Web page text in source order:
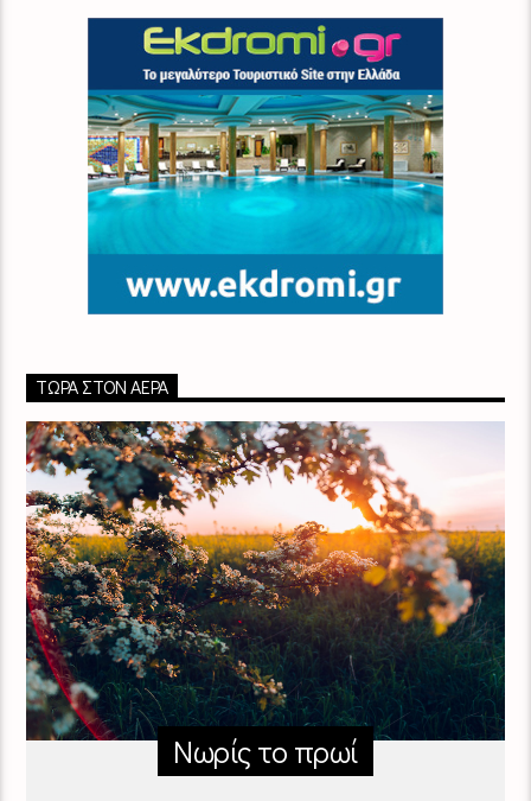
ΤΏΡΑ ΣΤΟΝ ΑΈΡΑ
Νωρίς το πρωί